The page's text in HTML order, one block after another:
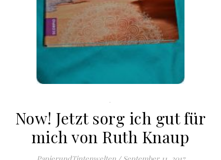
.
Now! Jetzt sorg ich gut für
mich von Ruth Knaup